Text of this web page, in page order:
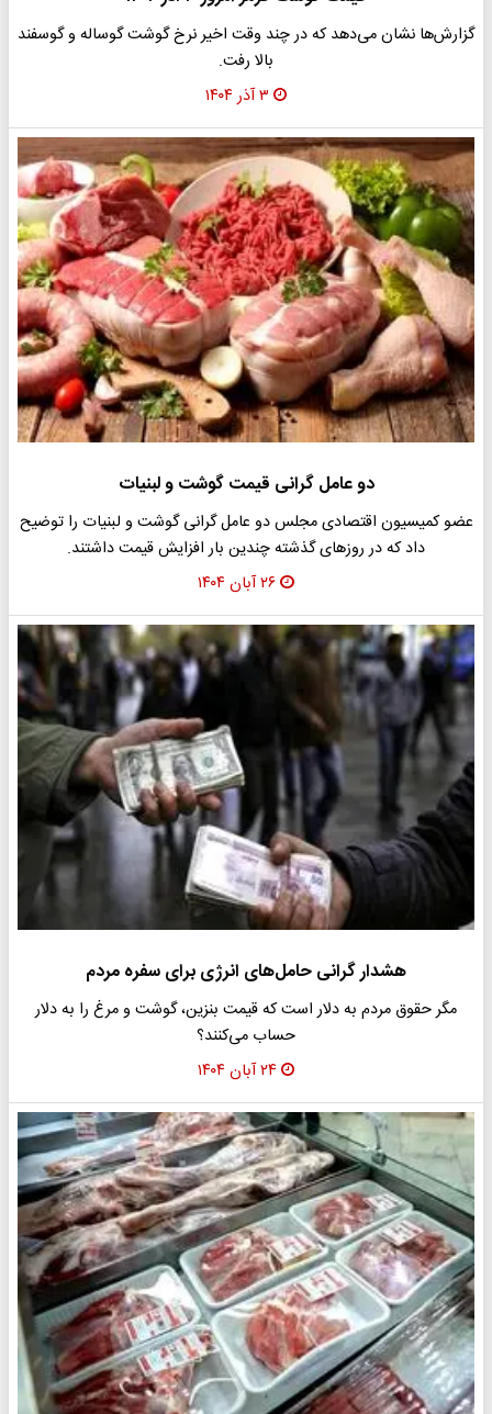
گزارش‌ها نشان می‌دهد که در چند وقت اخیر نرخ گوشت گوساله و گوسفند
بالا رفت.
۳ آذر ۱۴۰۴
دو عامل گرانی قیمت گوشت و لبنیات
عضو کمیسیون اقتصادی مجلس دو عامل گرانی گوشت و لبنیات را توضیح
داد که در روزهای گذشته چندین بار افزایش قیمت داشتند.
۲۶ آبان ۱۴۰۴
هشدار گرانی حامل‌های انرژی برای سفره مردم
مگر حقوق مردم به دلار است که قیمت بنزین، گوشت و مرغ را به دلار
حساب می‌کنند؟
۲۴ آبان ۱۴۰۴